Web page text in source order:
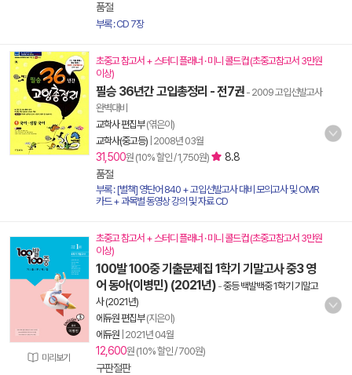
품절
부록 : CD 7장
초중고 참고서 + 스터디 플래너 · 미니 콜드컵 (초중고참고서 3만원
이상)
필승 36년간 고입총정리 - 전7권 - 2009 고입선발고사
완벽대비
교학사 편집부(엮은이)
교학사(중고등) 2008년 03월
31,500원 (10% 할인 / 1,750원)
8.8
품절
부록 : [별책] 영단어 840 + 고입선발고사 대비 모의고사 및 OMR
카드 + 과목별 동영상 강의 및 자료 CD
미리보기
초중고 참고서 + 스터디 플래너 · 미니 콜드컵 (초중고참고서 3만원
이상)
100발 100중 기출문제집 1학기 기말고사 중3 영
어 동아(이병민) (2021년) -중등 백발백중 1학기 기말고
사 (2021년)
에듀원 편집부(지은이)
에듀원 2021년 04월
12,600원 (10% 할인 / 700원)
구판절판